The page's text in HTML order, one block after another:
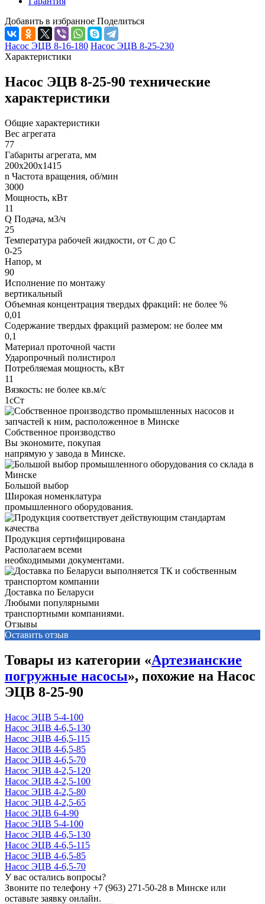
Добавить в избранное Поделиться
Насос ЭЦВ 8-16-180 Насос ЭЦВ 8-25-230
Характеристики
Насос ЭЦВ 8-25-90 технические
характеристики
Общие характеристики
Вес агрегата
77
Габариты агрегата, мм
200х200х1415
n Частота вращения, об/мин
3000
Мощность, кВт
11
Q Подача, м3/ч
25
Температура рабочей жидкости, от С до С
0-25
Напор, м
90
Исполнение по монтажу
вертикальный
Объемная концентрация твердых фракций: не более %
0,01
Содержание твердых фракций размером: не более мм
0,1
Материал проточной части
Ударопрочный полистирол
Потребляемая мощность, кВт
11
Вязкость: не более кв.м/с
1сСт
Собственное производство
Вы экономите, покупая
напрямую у завода в Минске.
Большой выбор
Широкая номенклатура
промышленного оборудования.
Продукция сертифицирована
Располагаем всеми
необходимыми документами.
Доставка по Беларуси
Любыми популярными
транспортными компаниями.
Отзывы
Оставить отзыв
Товары из категории «Артезианские
погружные насосы», похожие на Насос
ЭЦВ 8-25-90
Насос ЭЦВ 5-4-100
Насос ЭЦВ 4-6,5-130
Насос ЭЦВ 4-6,5-115
Насос ЭЦВ 4-6,5-85
Насос ЭЦВ 4-6,5-70
Насос ЭЦВ 4-2,5-120
Насос ЭЦВ 4-2,5-100
Насос ЭЦВ 4-2,5-80
Насос ЭЦВ 4-2,5-65
Насос ЭЦВ 6-4-90
Насос ЭЦВ 5-4-100
Насос ЭЦВ 4-6,5-130
Насос ЭЦВ 4-6,5-115
Насос ЭЦВ 4-6,5-85
Насос ЭЦВ 4-6,5-70
У вас остались вопросы?
Звоните по телефону +7 (963) 271-50-28 в Минске или
оставьте заявку онлайн.